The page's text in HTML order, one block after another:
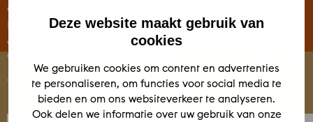
Deze website maakt gebruik van
cookies
We gebruiken cookies om content en advertenties
te personaliseren, om functies voor social media te
bieden en om ons websiteverkeer te analyseren.
Ook delen we informatie over uw gebruik van onze
culture. In addition to numerous activities, the heritage of
Domplein is opened up daily and brought to life for a
wide audience by these organisations.
Three organisations
Together we tell one story.